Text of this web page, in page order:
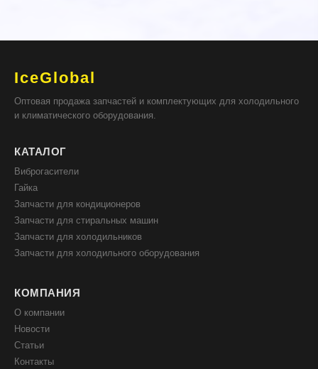
IceGlobal
Оптовая продажа запчастей и комплектующих для холодильного
и климатического оборудования.
КАТАЛОГ
Виброгасители
Гайка
Запчасти для кондиционеров
Запчасти для стиральных машин
Запчасти для холодильников
Запчасти для холодильного оборудования
КОМПАНИЯ
О компании
Новости
Статьи
Контакты